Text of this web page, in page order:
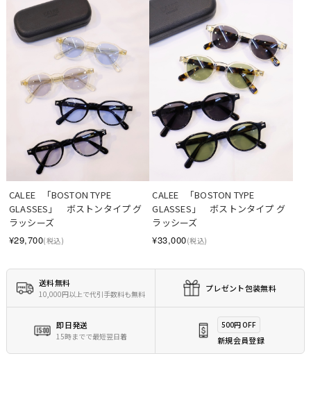
CALEE   「BOSTON TYPE
GLASSES」　ボストンタイプ グ
ラッシーズ
¥29,700(税込)
CALEE   「BOSTON TYPE
GLASSES」　ボストンタイプ グ
ラッシーズ
¥33,000(税込)
送料無料
10,000円以上で代引手数料も無料
プレゼント包装無料
即日発送
15時までで最短翌日着
500円 OFF
新規会員登録